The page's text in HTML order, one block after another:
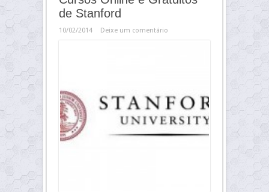
de Stanford
10/02/2014 Deixe um comentário